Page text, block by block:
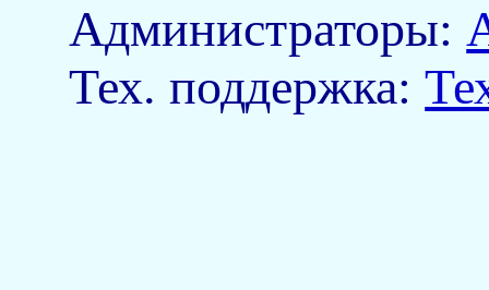
Aдминистраторы:
Тех. поддержка: